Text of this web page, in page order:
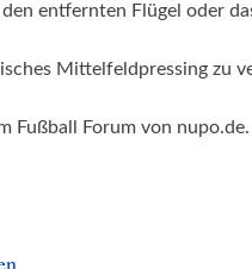
entfernten Flügel oder
Mittelfeldpressing zu
Fußball Forum von nupo.de.